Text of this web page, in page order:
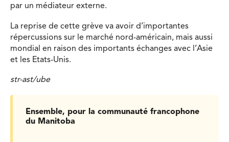
par un médiateur externe.
La reprise de cette grève va avoir d’importantes
répercussions sur le marché nord-américain, mais aussi
mondial en raison des importants échanges avec l’Asie
et les Etats-Unis.
str-ast/ube
Ensemble, pour la communauté francophone
du Manitoba